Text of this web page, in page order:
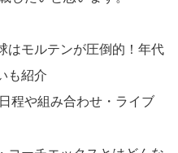
はモルテンが圧倒的！年代
も紹介
程や組み合わせ・ライブ